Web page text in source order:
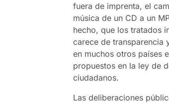
fuera de imprenta, el
música de un CD a un
hecho, que los tratados
carece de transparencia
en muchos otros países
propuestos en la ley de
ciudadanos.
Las deliberaciones